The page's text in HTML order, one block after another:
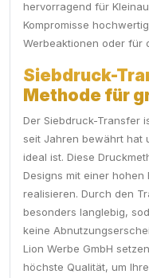
hervorragend für
Kompromisse
Werbeaktionen oder für
Siebdruck-
Methode für
Der Siebdruck-Transfer
seit Jahren bewährt hat
ideal ist. Diese
Designs mit einer hohen
realisieren. Durch den
besonders langlebig,
keine
Lion Werbe GmbH
höchste Qualität, um